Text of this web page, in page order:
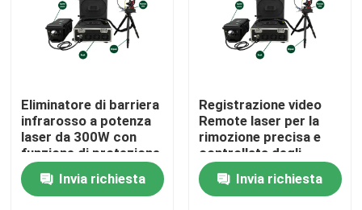
Laser a fibra CW
Laser pulsato della fibra
Laser a fibra MOPA
Eliminatore di barriera
infrarosso a potenza
laser da 300W con
funzione di protezione
della sicurezza
biometrica e tempo di
lavoro continuo da 30-
Invia richiesta
Registrazione video
Remote laser per la
rimozione precisa e
controllata degli
ostacoli
Invia richiesta